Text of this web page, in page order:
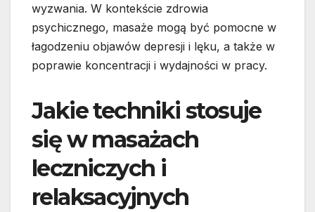
wyzwania. W kontekście zdrowia
psychicznego, masaże mogą być pomocne w
łagodzeniu objawów depresji i lęku, a także w
poprawie koncentracji i wydajności w pracy.
Jakie techniki stosuje
się w masażach
leczniczych i
relaksacyjnych